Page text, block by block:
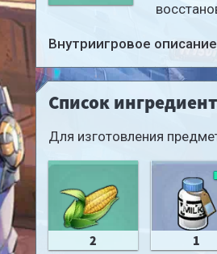
Внутриигровое
Список
Для изготовления
2 1